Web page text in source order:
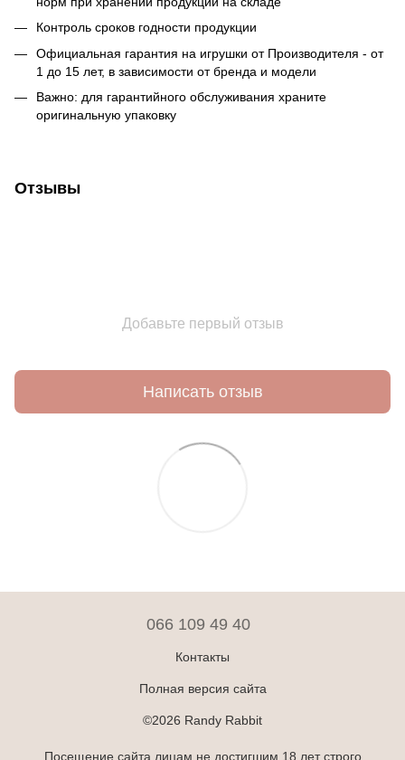
Контроль сроков годности продукции
Официальная гарантия на игрушки от Производителя - от
1 до 15 лет, в зависимости от бренда и модели
Важно: для гарантийного обслуживания храните
оригинальную упаковку
Отзывы
Добавьте первый отзыв
Написать отзыв
066 109 49 40
Контакты
Полная версия сайта
©2026 Randy Rabbit
Посещение сайта лицам не достигшим 18 лет строго